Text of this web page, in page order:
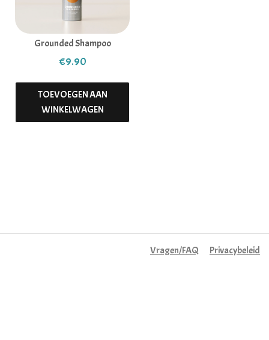
Grounded Shampoo
€9.90
TOEVOEGEN AAN
WINKELWAGEN
Vragen/FAQ Privacybeleid